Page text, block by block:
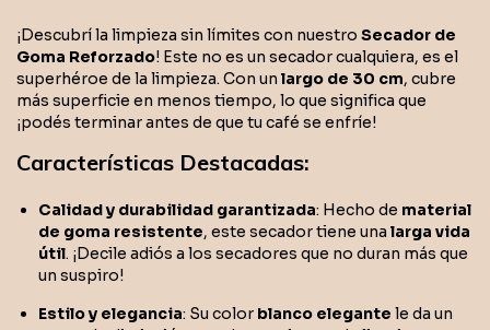
¡Descubrí la limpieza sin límites con nuestro Secador de
Goma Reforzado! Este no es un secador cualquiera, es el
superhéroe de la limpieza. Con un largo de 30 cm, cubre
más superficie en menos tiempo, lo que significa que
¡podés terminar antes de que tu café se enfríe!
Características Destacadas:
Calidad y durabilidad garantizada: Hecho de material
de goma resistente, este secador tiene una larga vida
útil. ¡Decile adiós a los secadores que no duran más que
un suspiro!
Estilo y elegancia: Su color blanco elegante le da un